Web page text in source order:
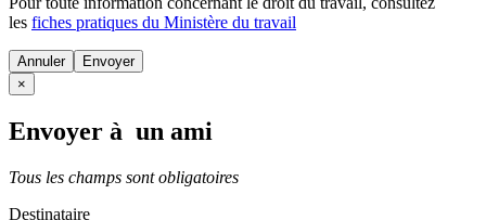
les fiches pratiques du Ministère du travail
Annuler
×
Envoyer à un ami
Tous les champs sont obligatoires
Destinataire